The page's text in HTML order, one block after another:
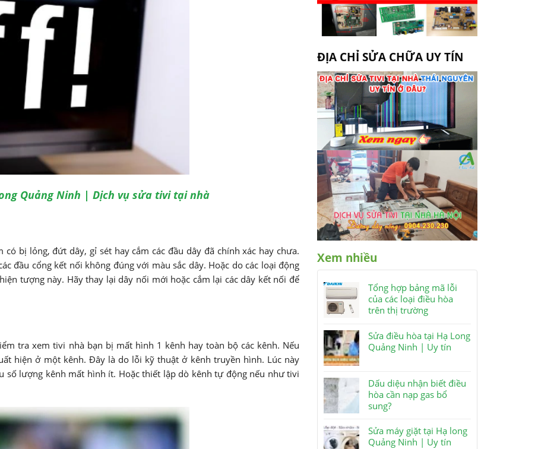
Quảng Ninh | Dịch vụ sửa tivi tại nhà
bị lỏng, đứt dây, gỉ sét hay cắm các đầu dây đã chính xác hay chưa.
đầu cổng kết nối không đúng với màu sắc dây. Hoặc do các loại động
tượng này. Hãy thay lại dây nối mới hoặc cắm lại các dây kết nối để
tra xem tivi nhà bạn bị mất hình 1 kênh hay toàn bộ các kênh. Nếu
hiện ở một kênh. Đây là do lỗi kỹ thuật ở kênh truyền hình. Lúc này
số lượng kênh mất hình ít. Hoặc thiết lập dò kênh tự động nếu như tivi
ĐỊA CHỈ SỬA CHỮA UY TÍN
Xem nhiều
Tổng hợp bảng mã lỗi
của các loại điều hòa
trên thị trường
Sửa điều hòa tại Hạ Long
Quảng Ninh | Uy tín
Dấu diệu nhận biết điều
hòa cần nạp gas bổ
sung?
Sửa máy giặt tại Hạ long
Quảng Ninh | Uy tín